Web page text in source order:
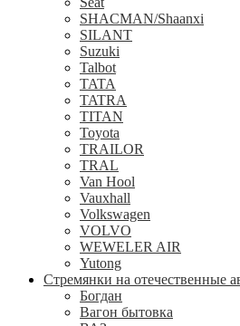
SHACMAN/Shaanxi
SILANT
Suzuki
Talbot
TATA
TATRA
TITAN
Toyota
TRAILOR
TRAL
Van Hool
Vauxhall
Volkswagen
VOLVO
WEWELER AIR
Yutong
Стремянки на отечественные
Богдан
Вагон бытовка